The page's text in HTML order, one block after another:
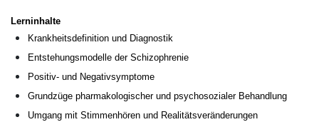
Lerninhalte
Krankheitsdefinition und Diagnostik
Entstehungsmodelle der Schizophrenie
Positiv- und Negativsymptome
Grundzüge pharmakologischer und psychosozialer Behandlung
Umgang mit Stimmenhören und Realitätsveränderungen